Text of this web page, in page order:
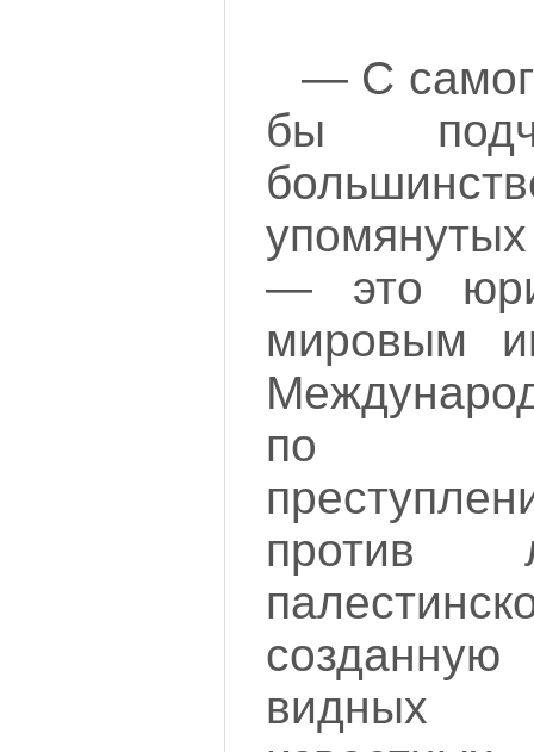
— С
бы
— это
мировым
по
против